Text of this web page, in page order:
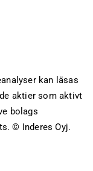
kan läsas
aktier som aktivt
bolags
© Inderes Oyj.